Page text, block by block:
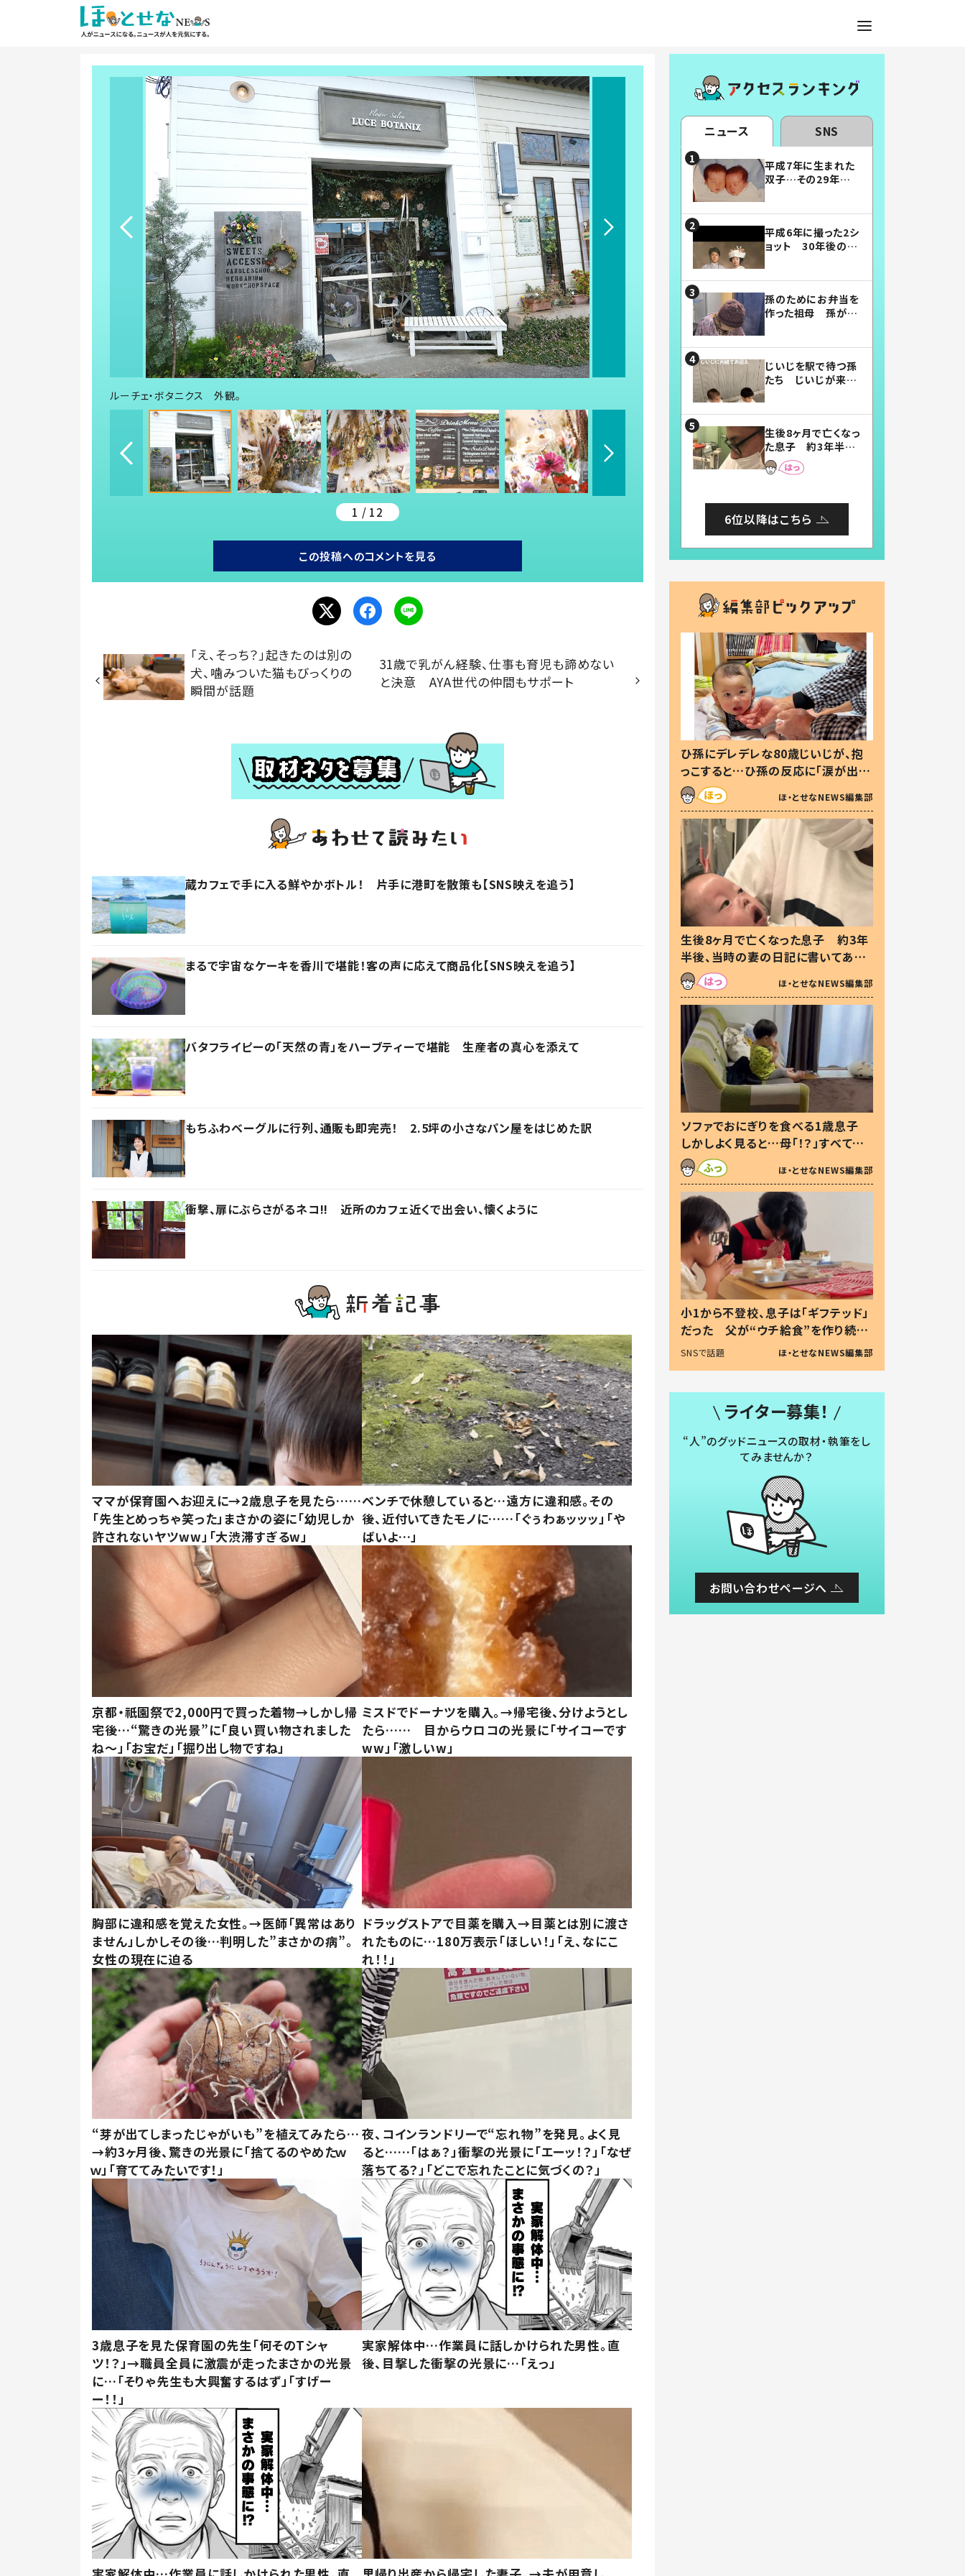
ルーチェ・ボタニクス 外観。
1 / 12
この投稿へのコメントを見る
「え、そっち？」起きたのは別の
犬、噛みついた猫もびっくりの
瞬間が話題
31歳で乳がん経験、仕事も育児も諦めない
と決意 AYA世代の仲間もサポート
蔵カフェで手に入る鮮やかボトル！ 片手に港町を散策も【SNS映えを追う】
まるで宇宙なケーキを香川で堪能！客の声に応えて商品化【SNS映えを追う】
バタフライピーの「天然の青」をハーブティーで堪能 生産者の真心を添えて
もちふわベーグルに行列、通販も即完売！ 2.5坪の小さなパン屋をはじめた訳
衝撃、扉にぶらさがるネコ!! 近所のカフェ近くで出会い、懐くように
ママが保育園へお迎えに→2歳息子を見たら……
「先生とめっちゃ笑った」まさかの姿に「幼児しか
許されないヤツww」「大渋滞すぎるw」
ベンチで休憩していると…遠方に違和感。その
後、近付いてきたモノに……「ぐぅわぁッッッ」「や
ばいよ…」
京都・祇園祭で2,000円で買った着物→しかし帰
宅後…“驚きの光景”に「良い買い物されました
ね～」「お宝だ」「掘り出し物ですね」
ミスドでドーナツを購入。→帰宅後、分けようとし
たら…… 目からウロコの光景に「サイコーです
ww」「激しいw」
胸部に違和感を覚えた女性。→医師「異常はあり
ません」しかしその後…判明した”まさかの病”。
女性の現在に迫る
ドラッグストアで目薬を購入→目薬とは別に渡さ
れたものに…180万表示「ほしい！」「え、なにこ
れ！！」
“芽が出てしまったじゃがいも”を植えてみたら…
→約3ヶ月後、驚きの光景に「捨てるのやめたｗ
ｗ」「育ててみたいです！」
夜、コインランドリーで“忘れ物”を発見。よく見
ると……「はぁ？」衝撃の光景に「エーッ！？」「なぜ
落ちてる？」「どこで忘れたことに気づくの？」
3歳息子を見た保育園の先生「何そのTシャ
ツ！？」→職員全員に激震が走ったまさかの光景
に…「そりゃ先生も大興奮するはず」「すげー
ー！！」
実家解体中…作業員に話しかけられた男性。直
後、目撃した衝撃の光景に…「えっ」
ニュース SNS
平成7年に生まれた
双子…その29年後
平成6年に撮った2シ
ョット 30年後の姿
孫のためにお弁当を
作った祖母 孫が絶
じいじを駅で待つ孫
たち じいじが来た
まらない」「幸せにな
れる」
生後8ヶ月で亡くなっ
た息子 約3年半
後、当時の妻の日記
に書いてあった本音
6位以降はこちら
ひ孫にデレデレな80歳じいじが、抱
っこすると…ひ孫の反応に「涙が出ま
した」「可愛くて仕方ない」
ほ・とせなNEWS編集部
生後8ヶ月で亡くなった息子 約3年
半後、当時の妻の日記に書いてあっ
た本音とは
ほ・とせなNEWS編集部
ソファでおにぎりを食べる1歳息子
しかしよく見ると…母「！？」すべてを
察した母の投稿に「可愛いから許
す！」「現行犯〜」
ほ・とせなNEWS編集部
小1から不登校、息子は「ギフテッド」
だった 父が“ウチ給食”を作り続け
る理由とは #令和の親 #令和の子
SNSで話題 ほ・とせなNEWS編集部
ライター募集！
“人”のグッドニュースの取材・執筆をし
てみませんか？
お問い合わせページへ